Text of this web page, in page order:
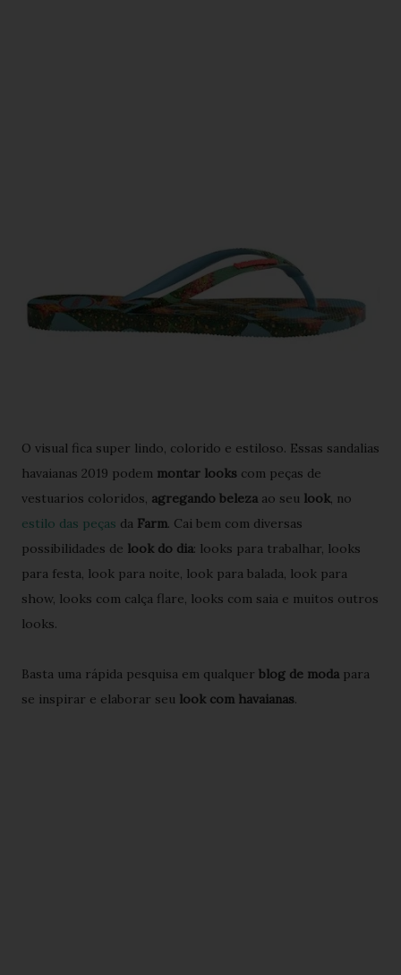
O visual fica super lindo, colorido e estiloso. Essas sandalias
havaianas 2019 podem montar looks com peças de
vestuarios coloridos, agregando belezaao seu look, no
estilo das peças da Farm. Cai bem com diversas
possibilidades de look do dia: looks para trabalhar, looks
para festa, look para noite, look para balada, look para
show, looks com calça flare, looks com saia e muitos outros
looks.
Basta uma rápida pesquisa em qualquer blog de modapara
se inspirar e elaborar seu look com havaianas.